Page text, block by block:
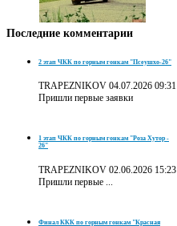
Последние комментарии
2 этап ЧКК по горным гонкам "Псеушхо-26"
TRAPEZNIKOV 04.07.2026 09:31
Пришли первые заявки
1 этап ЧКК по горным гонкам "Роза Хутор -
26"
TRAPEZNIKOV 02.06.2026 15:23
Пришли первые ...
Финал ККК по горным гонкам "Красная